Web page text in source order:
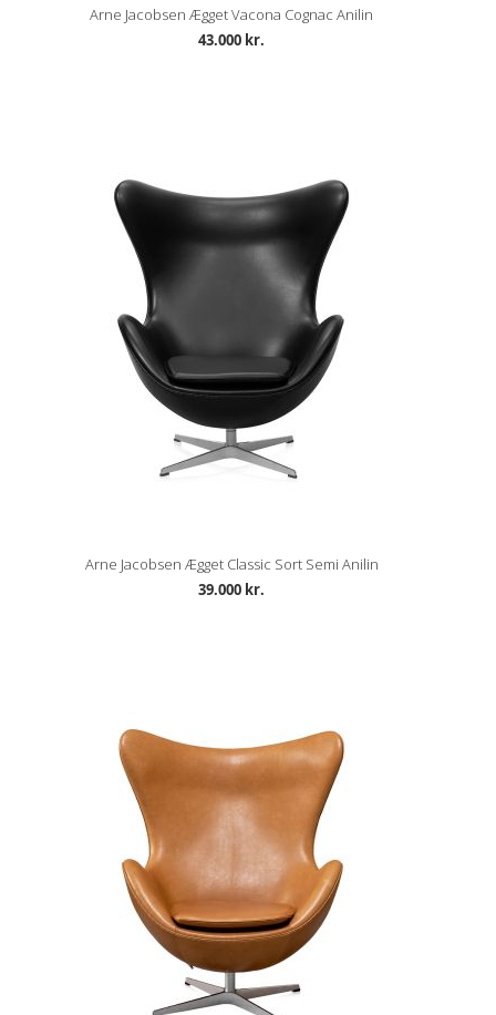
Arne Jacobsen Ægget Vacona Cognac Anilin
43.000 kr.
Arne Jacobsen Ægget Classic Sort Semi Anilin
39.000 kr.